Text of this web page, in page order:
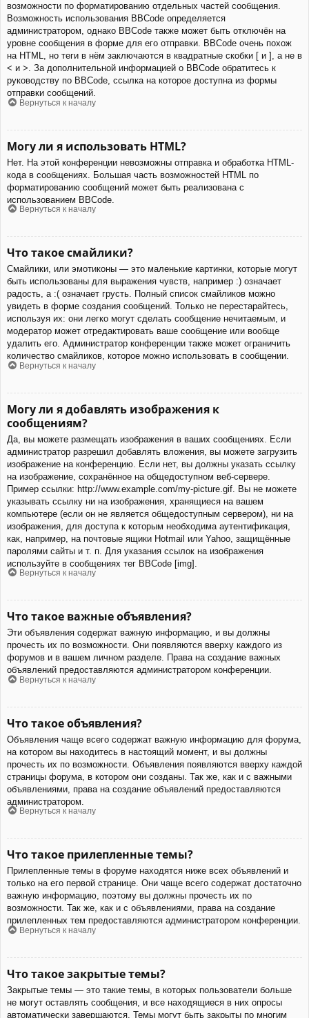
возможности по форматированию отдельных частей сообщения.
Возможность использования BBCode определяется
администратором, однако BBCode также может быть отключён на
уровне сообщения в форме для его отправки. BBCode очень похож
на HTML, но теги в нём заключаются в квадратные скобки [ и ], а не в
< и >. За дополнительной информацией о BBCode обратитесь к
руководству по BBCode, ссылка на которое доступна из формы
отправки сообщений.
Вернуться к началу
Могу ли я использовать HTML?
Нет. На этой конференции невозможны отправка и обработка HTML-
кода в сообщениях. Большая часть возможностей HTML по
форматированию сообщений может быть реализована с
использованием BBCode.
Вернуться к началу
Что такое смайлики?
Смайлики, или эмотиконы — это маленькие картинки, которые могут
быть использованы для выражения чувств, например :) означает
радость, а :( означает грусть. Полный список смайликов можно
увидеть в форме создания сообщений. Только не перестарайтесь,
используя их: они легко могут сделать сообщение нечитаемым, и
модератор может отредактировать ваше сообщение или вообще
удалить его. Администратор конференции также может ограничить
количество смайликов, которое можно использовать в сообщении.
Вернуться к началу
Могу ли я добавлять изображения к
сообщениям?
Да, вы можете размещать изображения в ваших сообщениях. Если
администратор разрешил добавлять вложения, вы можете загрузить
изображение на конференцию. Если нет, вы должны указать ссылку
на изображение, сохранённое на общедоступном веб-сервере.
Пример ссылки: http://www.example.com/my-picture.gif. Вы не можете
указывать ссылку ни на изображения, хранящиеся на вашем
компьютере (если он не является общедоступным сервером), ни на
изображения, для доступа к которым необходима аутентификация,
как, например, на почтовые ящики Hotmail или Yahoo, защищённые
паролями сайты и т. п. Для указания ссылок на изображения
используйте в сообщениях тег BBCode [img].
Вернуться к началу
Что такое важные объявления?
Эти объявления содержат важную информацию, и вы должны
прочесть их по возможности. Они появляются вверху каждого из
форумов и в вашем личном разделе. Права на создание важных
объявлений предоставляются администратором конференции.
Вернуться к началу
Что такое объявления?
Объявления чаще всего содержат важную информацию для форума,
на котором вы находитесь в настоящий момент, и вы должны
прочесть их по возможности. Объявления появляются вверху каждой
страницы форума, в котором они созданы. Так же, как и с важными
объявлениями, права на создание объявлений предоставляются
администратором.
Вернуться к началу
Что такое прилепленные темы?
Прилепленные темы в форуме находятся ниже всех объявлений и
только на его первой странице. Они чаще всего содержат достаточно
важную информацию, поэтому вы должны прочесть их по
возможности. Так же, как и с объявлениями, права на создание
прилепленных тем предоставляются администратором конференции.
Вернуться к началу
Что такое закрытые темы?
Закрытые темы — это такие темы, в которых пользователи больше
не могут оставлять сообщения, и все находящиеся в них опросы
автоматически завершаются. Темы могут быть закрыты по многим